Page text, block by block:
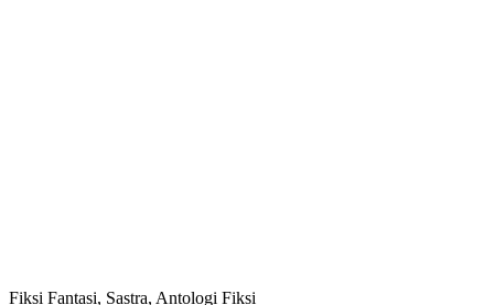
Fiksi Fantasi, Sastra, Antologi Fiksi